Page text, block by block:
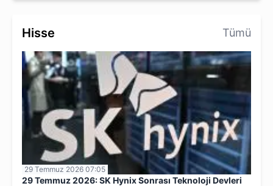
Hisse Tümü
29 Temmuz 2026 07:05
29 Temmuz 2026: SK Hynix Sonrası Teknoloji Devleri